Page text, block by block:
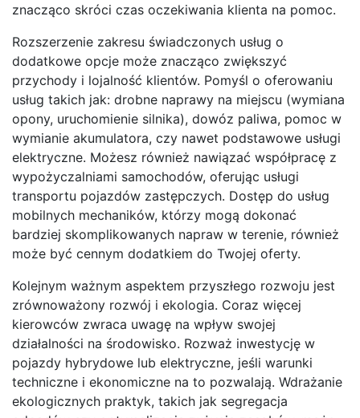
znacząco skróci czas oczekiwania klienta na pomoc.
Rozszerzenie zakresu świadczonych usług o
dodatkowe opcje może znacząco zwiększyć
przychody i lojalność klientów. Pomyśl o oferowaniu
usług takich jak: drobne naprawy na miejscu (wymiana
opony, uruchomienie silnika), dowóz paliwa, pomoc w
wymianie akumulatora, czy nawet podstawowe usługi
elektryczne. Możesz również nawiązać współpracę z
wypożyczalniami samochodów, oferując usługi
transportu pojazdów zastępczych. Dostęp do usług
mobilnych mechaników, którzy mogą dokonać
bardziej skomplikowanych napraw w terenie, również
może być cennym dodatkiem do Twojej oferty.
Kolejnym ważnym aspektem przyszłego rozwoju jest
zrównoważony rozwój i ekologia. Coraz więcej
kierowców zwraca uwagę na wpływ swojej
działalności na środowisko. Rozważ inwestycję w
pojazdy hybrydowe lub elektryczne, jeśli warunki
techniczne i ekonomiczne na to pozwalają. Wdrażanie
ekologicznych praktyk, takich jak segregacja